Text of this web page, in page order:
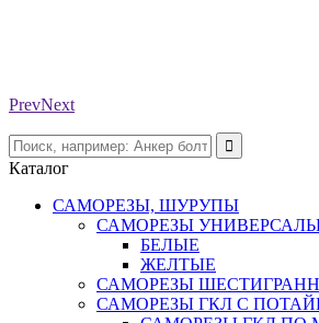
PrevNext
Каталог
САМОРЕЗЫ, ШУРУПЫ
САМОРЕЗЫ
БЕЛЫЕ
ЖЕЛТЫЕ
САМОРЕЗЫ
САМОРЕЗЫ ГКЛ С